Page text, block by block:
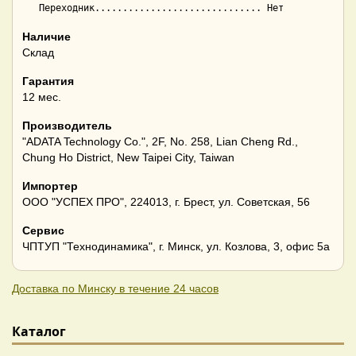
Наличие
Склад
Гарантия
12 мес.
Производитель
"ADATA Technology Co.", 2F, No. 258, Lian Cheng Rd.,
Chung Ho District, New Taipei City, Taiwan
Импортер
ООО "УСПЕХ ПРО", 224013, г. Брест, ул. Советская, 56
Сервис
ЧПТУП "Технодинамика", г. Минск, ул. Козлова, 3, офис 5а
Доставка по Минску в течение 24 часов
Каталог